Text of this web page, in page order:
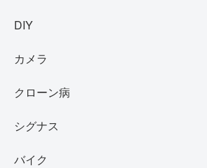
DIY
カメラ
クローン病
シグナス
バイク